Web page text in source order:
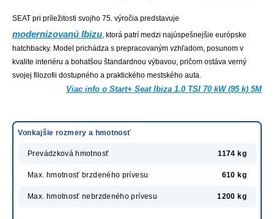
SEAT pri príležitosti svojho 75. výročia predstavuje
modernizovanú Ibizu, ktorá patrí medzi najúspešnejšie európske
hatchbacky. Model prichádza s prepracovaným vzhľadom, posunom v
kvalite interiéru a bohatšou štandardnou výbavou, pričom ostáva verný
svojej filozofii dostupného a praktického mestského auta.
Viac info o Start+ Seat Ibiza 1.0 TSI 70 kW (95 k) 5M
Vonkajšie rozmery a hmotnosť
Prevádzková hmotnosť 1174 kg
Max. hmotnosť brzdeného prívesu 610 kg
Max. hmotnosť nebrzdeného prívesu 1200 kg